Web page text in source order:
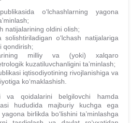
o‘lchashlarning yagona
natijalarining oldini olish;
o‘lchash natijalariga
qondirish;
milliy va (yoki) xalqaro
kuzatiluvchanligini ta’minlash;
iqtisodiyotining rivojlanishiga va
ko‘maklashish.
va qoidalarini belgilovchi hamda
hududida majburiy kuchga ega
yagona birlikda bo‘lishini ta’minlashga